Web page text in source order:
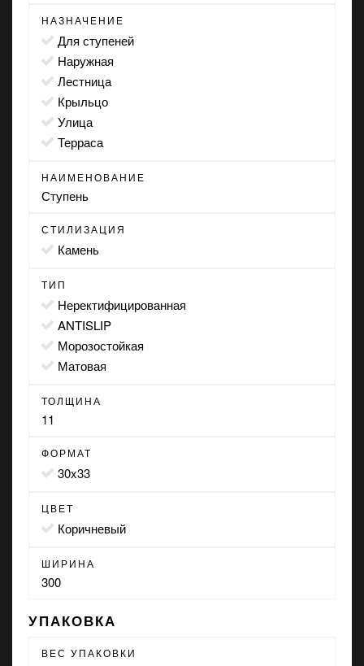
НАЗНАЧЕНИЕ
для ступеней
наружная
лестница
крыльцо
улица
терраса
НАИМЕНОВАНИЕ
Ступень
СТИЛИЗАЦИЯ
камень
ТИП
неректифицированная
ANTISLIP
морозостойкая
матовая
ТОЛЩИНА
11
ФОРМАТ
30x33
ЦВЕТ
коричневый
ШИРИНА
300
УПАКОВКА
ВЕС УПАКОВКИ